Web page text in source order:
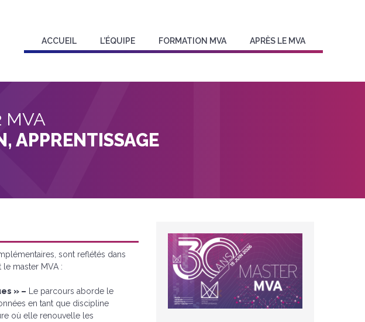
ACCUEIL L’ÉQUIPE FORMATION MVA APRÈS LE MVA
MVA
APPRENTISSAGE
sont reflétés dans
le master MVA :
» – Le parcours aborde le
en tant que discipline
où elle renouvelle les